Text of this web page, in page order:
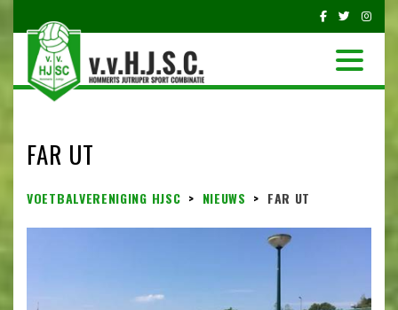
FAR UT
VOETBALVERENIGING HJSC > NIEUWS > FAR UT